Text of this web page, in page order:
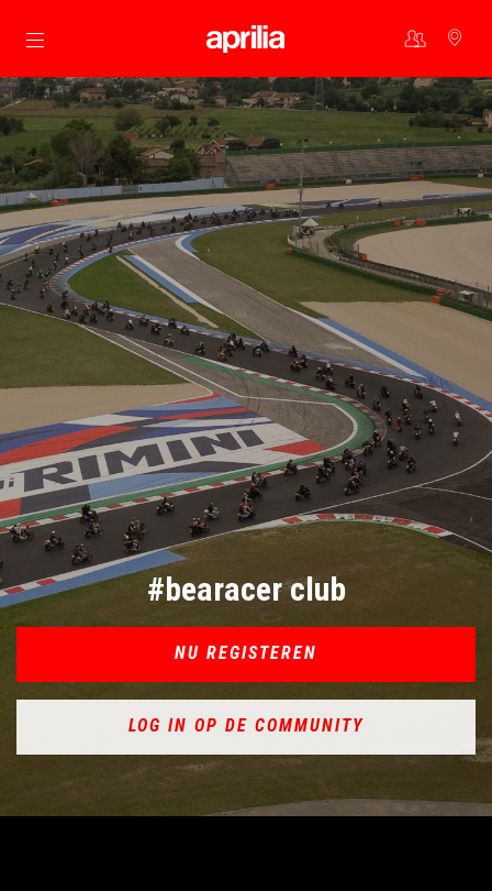
Ga naar de hoofdcontent
#bearacer club
NU REGISTEREN
LOG IN OP DE COMMUNITY